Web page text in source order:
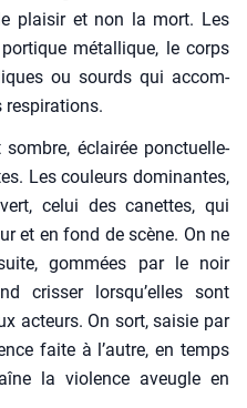
plai­sir et non la mort. Les
métal­lique, le corps
ou sourds qui accom­
res­pi­ra­tions.
éclai­rée ponc­tuel­le­
Les cou­leurs domi­nantes,
celui des canettes, qui
et en fond de scène. On ne
gom­mées par le noir
cris­ser lorsqu’elles sont
acteurs. On sort, sai­sie par
faite à l’autre, en temps
la vio­lence aveugle en